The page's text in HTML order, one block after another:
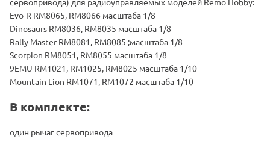
Evo-R RM8065, RM8066 масштаба 1/8
Dinosaurs RM8036, RM8035 масштаба 1/8
Rally Master RM8081, RM8085 ;масштаба 1/8
Scorpion RM8051, RM8055 масштаба 1/8
9EMU RM1021, RM1025, RM8025 масштаба 1/10
Mountain Lion RM1071, RM1072 масштаба 1/10
В комплекте:
один рычаг сервопривода